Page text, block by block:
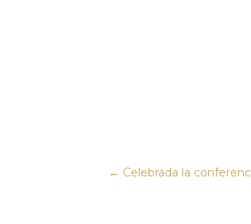
← Celebrada la